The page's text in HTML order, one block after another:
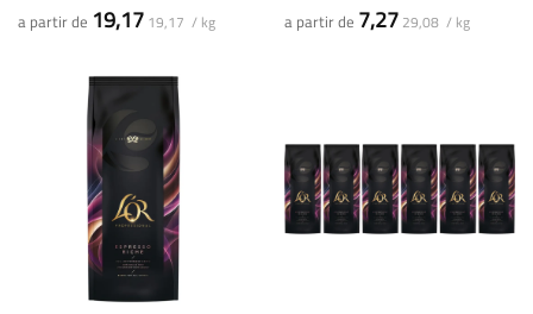
a partir de 19,17 19,17 / kg a partir de 7,27 29,08 / kg